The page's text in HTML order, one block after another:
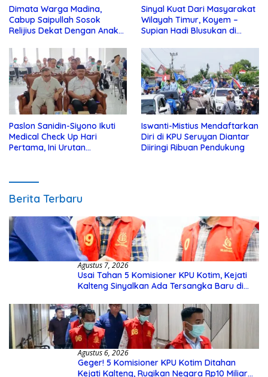
Dimata Warga Madina,
Cabup Saipullah Sosok
Relijius Dekat Dengan Anak
Sinyal Kuat Dari Masyarakat
Wilayah Timur, Koyem –
Supian Hadi Blusukan di
Paslon Sanidin-Siyono Ikuti
Medical Check Up Hari
Pertama, Ini Urutan
Iswanti-Mistius Mendaftarkan
Diri di KPU Seruyan Diantar
Diiringi Ribuan Pendukung
Berita Terbaru
Agustus 7, 2026
Usai Tahan 5 Komisioner KPU Kotim, Kejati
Kalteng Sinyalkan Ada Tersangka Baru di
Agustus 6, 2026
Geger! 5 Komisioner KPU Kotim Ditahan
Kejati Kalteng, Rugikan Negara Rp10 Miliar